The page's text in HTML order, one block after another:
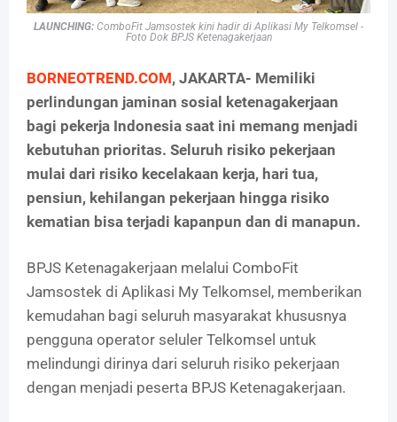
LAUNCHING: ComboFit Jamsostek kini hadir di Aplikasi My Telkomsel -
Foto Dok BPJS Ketenagakerjaan
BORNEOTREND.COM, JAKARTA- Memiliki
perlindungan jaminan sosial ketenagakerjaan
bagi pekerja Indonesia saat ini memang menjadi
kebutuhan prioritas. Seluruh risiko pekerjaan
mulai dari risiko kecelakaan kerja, hari tua,
pensiun, kehilangan pekerjaan hingga risiko
kematian bisa terjadi kapanpun dan di manapun.
BPJS Ketenagakerjaan melalui ComboFit
Jamsostek di Aplikasi My Telkomsel, memberikan
kemudahan bagi seluruh masyarakat khususnya
pengguna operator seluler Telkomsel untuk
melindungi dirinya dari seluruh risiko pekerjaan
dengan menjadi peserta BPJS Ketenagakerjaan.